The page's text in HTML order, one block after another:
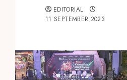
EDITORIAL
11 SEPTEMBER 2023